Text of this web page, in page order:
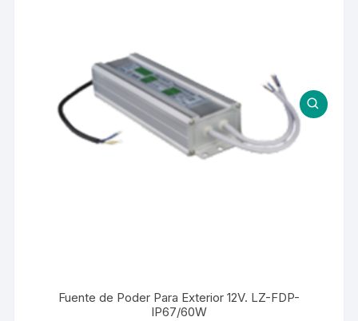
Fuente de Poder Para Exterior 12V. LZ-FDP-
IP67/60W